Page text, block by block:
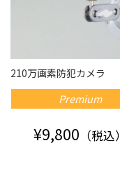
210万画素防犯カメラ
Premium
¥9,800 （税込）